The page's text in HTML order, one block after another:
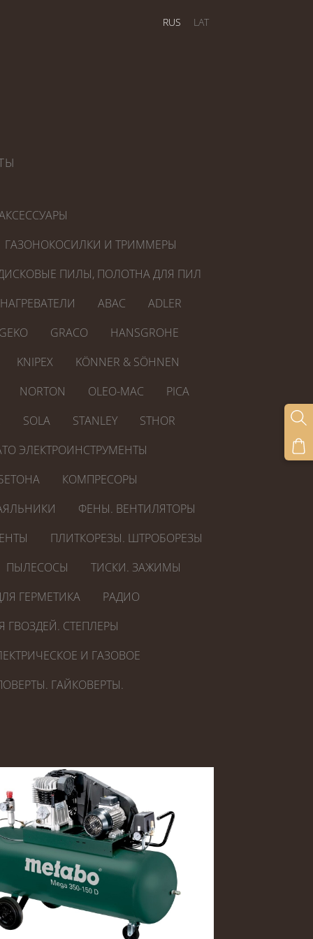
RUS LAT
ГАЗОНОКОСИЛКИ И ТРИММЕРЫ
ПИЛЫ, ПОЛОТНА ДЛЯ ПИЛ
ABAC
ADLER
GRACO
HANSGROHE
KNIPEX
KÖNNER & SÖHNEN
NORTON
OLEO-MAC
PICA
SOLA STANLEY
STHOR
ЭЛЕКТРОИНСТРУМЕНТЫ
КОМПРЕСОРЫ
ФЕНЫ. ВЕНТИЛЯТОРЫ
ПЛИТКОРЕЗЫ. ШТРОБОРЕЗЫ
ПЫЛЕСОСЫ
ТИСКИ. ЗАЖИМЫ
ГЕРМЕТИКА
РАДИО
ГВОЗДЕЙ. СТЕПЛЕРЫ
И ГАЗОВОЕ
ГАЙКОВЕРТЫ.